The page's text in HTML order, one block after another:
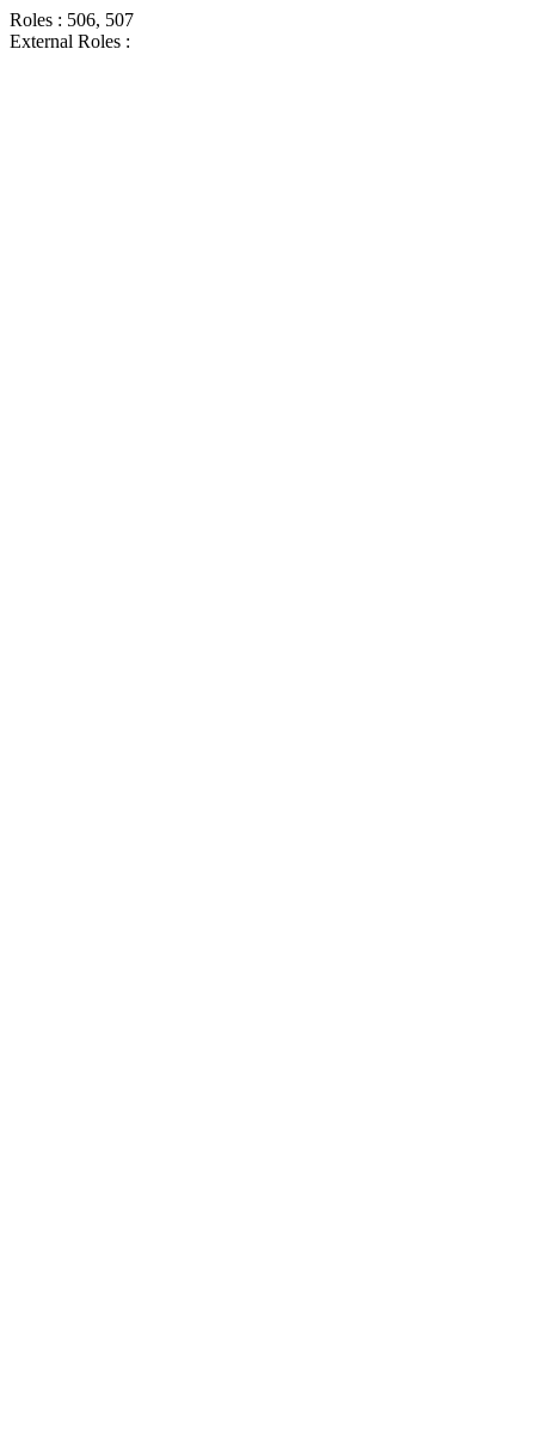
Roles : 506, 507
External Roles :